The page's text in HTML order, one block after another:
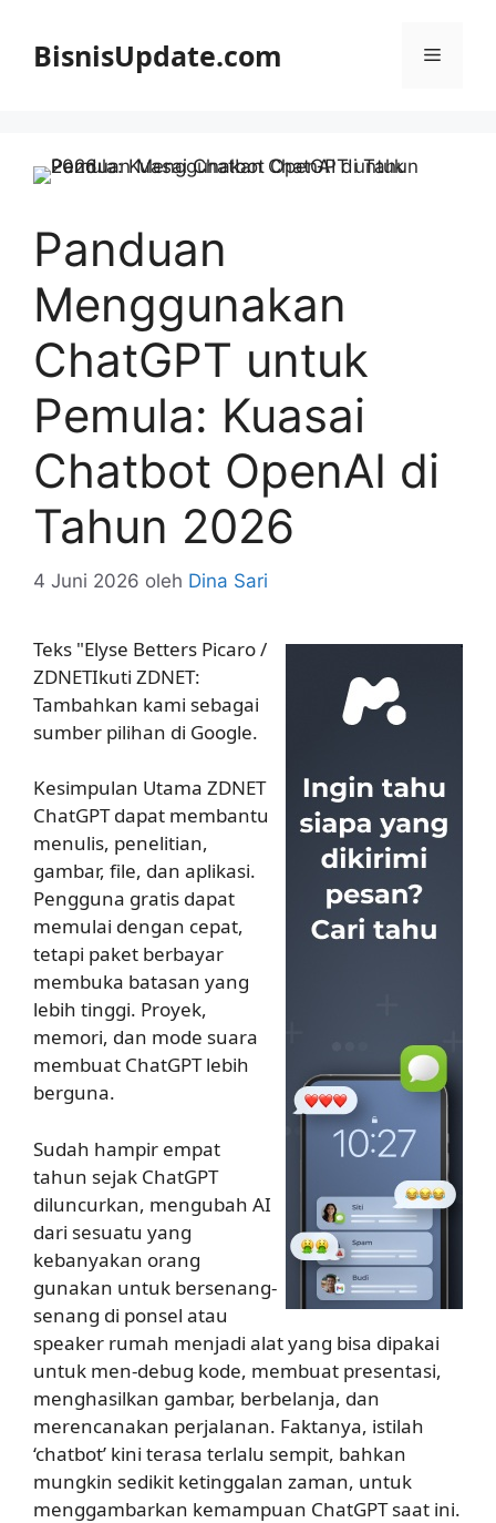
BisnisUpdate.com Menu
Panduan
Menggunakan
ChatGPT untuk
Pemula: Kuasai
Chatbot OpenAI di
Tahun 2026
4 Juni 2026 oleh Dina Sari
Teks "Elyse Betters Picaro /
ZDNETIkuti ZDNET:
Tambahkan kami sebagai
sumber pilihan di Google.
Kesimpulan Utama ZDNET
ChatGPT dapat membantu
menulis, penelitian,
gambar, file, dan aplikasi.
Pengguna gratis dapat
memulai dengan cepat,
tetapi paket berbayar
membuka batasan yang
lebih tinggi. Proyek,
memori, dan mode suara
membuat ChatGPT lebih
berguna.
Sudah hampir empat
tahun sejak ChatGPT
diluncurkan, mengubah AI
dari sesuatu yang
kebanyakan orang
gunakan untuk bersenang-
senang di ponsel atau
speaker rumah menjadi alat yang bisa dipakai
untuk men-debug kode, membuat presentasi,
menghasilkan gambar, berbelanja, dan
merencanakan perjalanan. Faktanya, istilah
‘chatbot’ kini terasa terlalu sempit, bahkan
mungkin sedikit ketinggalan zaman, untuk
menggambarkan kemampuan ChatGPT saat ini.